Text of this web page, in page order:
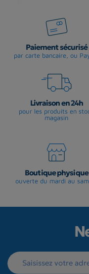
Paiement sécurisé
par carte bancaire, ou
Livraison en 24h
pour les produits en
magasin
Boutique physique
ouverte du mardi au